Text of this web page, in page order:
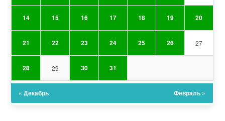
14 15 16 17 18 19 20
21 22 23 24 25 26 27
28 29 30 31
« Декабрь Февраль »